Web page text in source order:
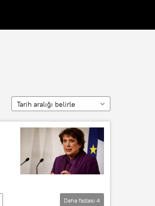
Tarih aralığı belirle
Daha fazlası 4